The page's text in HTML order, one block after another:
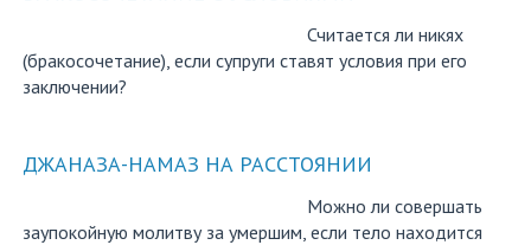
Считается ли никях
(бракосочетание), если супруги ставят условия при его
заключении?
ДЖАНАЗА-НАМАЗ НА РАССТОЯНИИ
Можно ли совершать
заупокойную молитву за умершим, если тело находится